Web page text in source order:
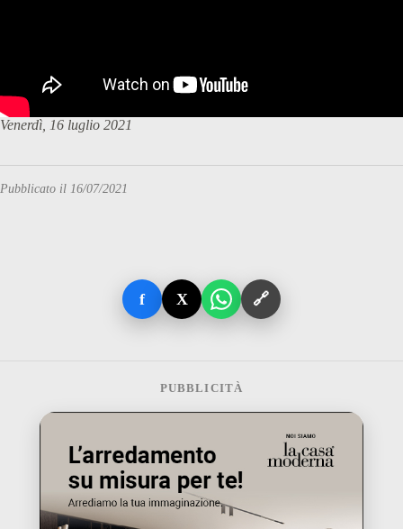
Venerdì, 16 luglio 2021
Pubblicato il 16/07/2021
f X 🔗
PUBBLICITÀ